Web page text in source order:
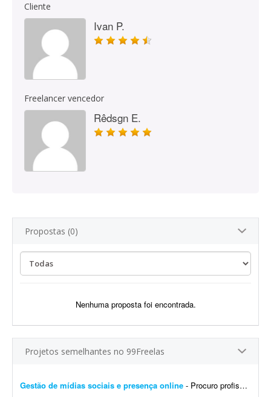
Cliente
Ivan P.
Freelancer vencedor
Rêdsgn E.
Propostas (0)
Nenhuma proposta foi encontrada.
Projetos semelhantes no 99Freelas
Gestão de mídias sociais e presença online - Procuro profissional para criar um site no Linktree ou plataforma similar e desenvolver a presença da empresa nas redes sociais. - Criar um site no Linktree ou similar. - Produzir 60 posts ...